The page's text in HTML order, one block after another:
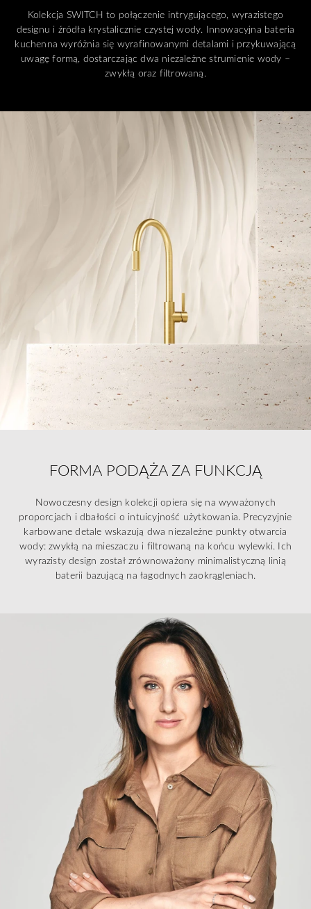
Kolekcja SWITCH to połączenie intrygującego, wyrazistego
designu i źródła krystalicznie czystej wody. Innowacyjna bateria
kuchenna wyróżnia się wyrafinowanymi detalami i przykuwającą
uwagę formą, dostarczając dwa niezależne strumienie wody –
zwykłą oraz filtrowaną.
FORMA PODĄŻA ZA FUNKCJĄ
Nowoczesny design kolekcji opiera się na wyważonych
proporcjach i dbałości o intuicyjność użytkowania. Precyzyjnie
karbowane detale wskazują dwa niezależne punkty otwarcia
wody: zwykłą na mieszaczu i filtrowaną na końcu wylewki. Ich
wyrazisty design został zrównoważony minimalistyczną linią
baterii bazującą na łagodnych zaokrągleniach.